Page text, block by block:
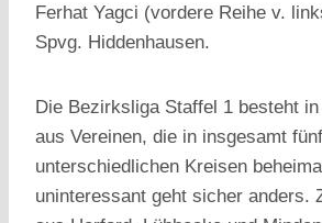
Ferhat Yagci (vordere Reihe v.
Spvg. Hiddenhausen.
Die Bezirksliga Staffel 1 besteht
aus Vereinen, die in insgesamt
unterschiedlichen Kreisen
uninteressant geht sicher anders.